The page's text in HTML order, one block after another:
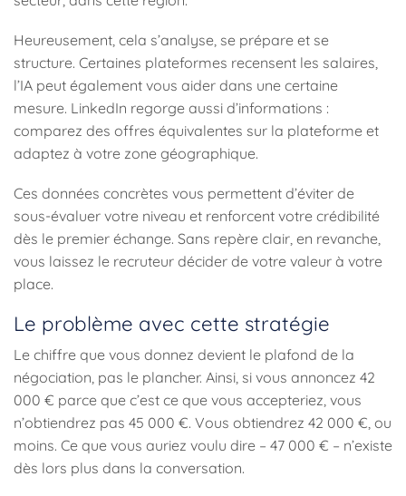
Heureusement, cela s’analyse, se prépare et se
structure. Certaines plateformes recensent les salaires,
l’IA peut également vous aider dans une certaine
mesure. LinkedIn regorge aussi d’informations :
comparez des offres équivalentes sur la plateforme et
adaptez à votre zone géographique.
Ces données concrètes vous permettent d’éviter de
sous-évaluer votre niveau et renforcent votre crédibilité
dès le premier échange. Sans repère clair, en revanche,
vous laissez le recruteur décider de votre valeur à votre
place.
Le problème avec cette stratégie
Le chiffre que vous donnez devient le plafond de la
négociation, pas le plancher. Ainsi, si vous annoncez 42
000 € parce que c’est ce que vous accepteriez, vous
n’obtiendrez pas 45 000 €. Vous obtiendrez 42 000 €, ou
moins. Ce que vous auriez voulu dire – 47 000 € – n’existe
dès lors plus dans la conversation.